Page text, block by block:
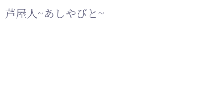
芦屋人~あしやびと~